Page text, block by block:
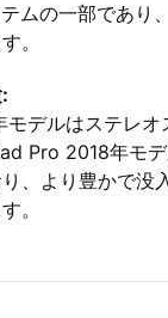
ムの一部であり
。
デルはステレオ
Pro 2018年モ
、より豊かで没
。